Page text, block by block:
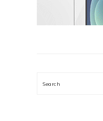
Search